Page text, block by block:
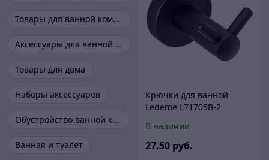
Товары для ванной комнаты и туалета
Аксессуары для ванной и туалета
Товары для дома
Наборы аксессуаров
Обустройство ванной комнаты
Ванная и туалет
Крючки для ванной
Ledeme L71705B-2
В наличии
27.50 руб.